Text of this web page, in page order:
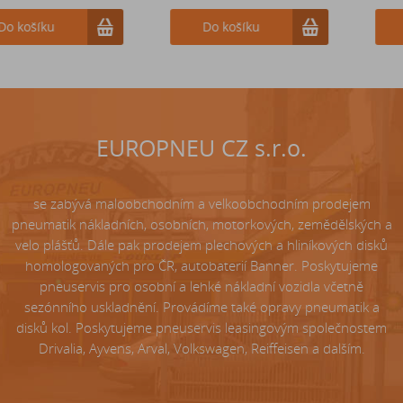
Do košíku Do košíku
Do košíku
EUROPNEU CZ s.r.o.
se zabývá maloobchodním a velkoobchodním prodejem
pneumatik nákladních, osobních, motorkových, zemědělských a
velo plášťů. Dále pak prodejem plechových a hliníkových disků
homologovaných pro ČR, autobaterií Banner. Poskytujeme
pneuservis pro osobní a lehké nákladní vozidla včetně
sezónního uskladnění. Provádíme také opravy pneumatik a
disků kol. Poskytujeme pneuservis leasingovým společnostem
Drivalia, Ayvens, Arval, Volkswagen, Reiffeisen a dalším.